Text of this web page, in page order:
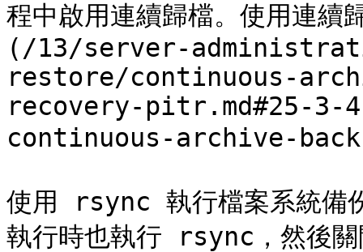
程中啟用連續歸檔。使用連
(/13/server-
restore/continuous-
recovery-pitr.md#25-3-
continuous-archive-
使用 rsync 執行檔案系統備
執行時也執行 rsync，然後關